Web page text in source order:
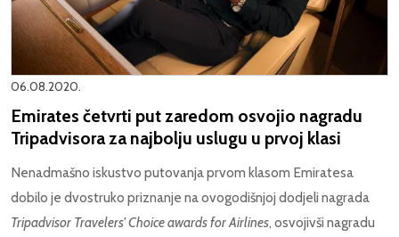
06.08.2020.
Emirates četvrti put zaredom osvojio nagradu
Tripadvisora za najbolju uslugu u prvoj klasi
Nenadmašno iskustvo putovanja prvom klasom Emiratesa
dobilo je dvostruko priznanje na ovogodišnjoj dodjeli nagrada
Tripadvisor Travelers' Choice awards for Airlines, osvojivši nagradu